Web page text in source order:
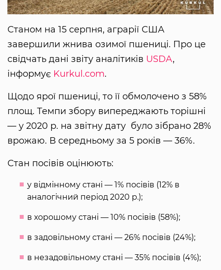
Станом на 15 серпня, аграрії США
завершили жнива озимої пшениці. Про це
свідчать дані звіту аналітиків USDA,
інформує Kurkul.com.
Щодо ярої пшениці, то її обмолочено з 58%
площ. Темпи збору випереджають торішні
— у 2020 р. на звітну дату було зібрано 28%
врожаю. В середньому за 5 років — 36%.
Стан посівів оцінюють:
у відмінному стані — 1% посівів (12% в
аналогічний період 2020 р.);
в хорошому стані — 10% посівів (58%);
в задовільному стані — 26% посівів (24%);
в незадовільному стані — 35% посівів (4%);